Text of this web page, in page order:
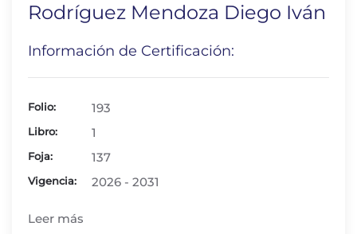
Rodríguez Mendoza Diego Iván
Información de Certificación:
Folio: 193
Libro: 1
Foja: 137
Vigencia: 2026 - 2031
Leer más